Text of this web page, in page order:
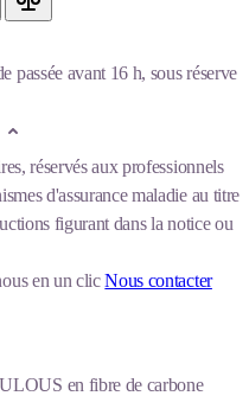
passée avant 16 h, sous réserve
réservés aux professionnels
d'assurance maladie au titre
figurant dans la notice ou
en un clicNous contacter
en fibre de carbone